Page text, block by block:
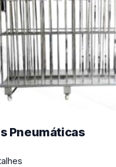
Pneumáticas